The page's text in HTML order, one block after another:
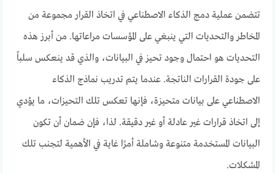
تتضمن عملية دمج الذكاء الاصطناعي في اتخاذ القرار مجموعة من
المخاطر والتحديات التي ينبغي على المؤسسات مراعاتها. من أبرز هذه
التحديات هو احتمال وجود تحيز في البيانات، والذي قد ينعكس سلباً
على جودة القرارات الناتجة. عندما يتم تدريب نماذج الذكاء
الاصطناعي على بيانات متحيزة، فإنها تعكس تلك التحيزات، ما يؤدي
إلى اتخاذ قرارات غير عادلة أو غير دقيقة. لذا، فإن ضمان أن تكون
البيانات المستخدمة متنوعة وشاملة أمرًا غاية في الأهمية لتجنب تلك
المشكلات.